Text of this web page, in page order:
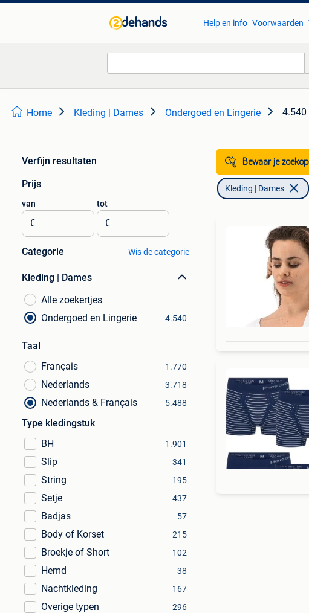
Help en info Voorwaarden
Home Kleding | Dames Ondergoed en Lingerie 4.540
Verfijn resultaten
Prijs
van
€
tot
€
Categorie Wis de categorie
Kleding | Dames
Alle zoekertjes
Ondergoed en Lingerie
4.540
Taal
Français
1.770
Nederlands 3.718
Nederlands & Français 5.488
Type kledingstuk
BH
1.901
Slip 341
String 195
Setje 437
Badjas 57
Body of Korset 215
Broekje of Short 102
Hemd 38
Nachtkleding 167
Overige typen 296
Bewaar je
Kleding | Dames